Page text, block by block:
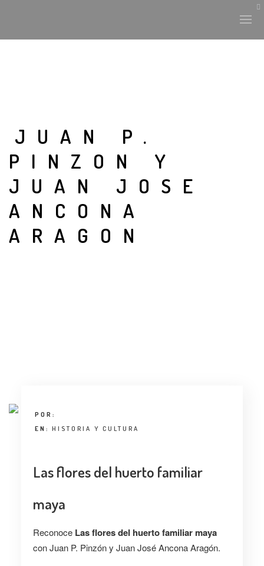
JUAN P.
PINZON Y
JUAN JOSE
ANCONA
ARAGON
POR:
EN: HISTORIA Y CULTURA
Las flores del huerto familiar
maya
Reconoce Las flores del huerto familiar maya
con Juan P. Pinzón y Juan José Ancona Aragón.